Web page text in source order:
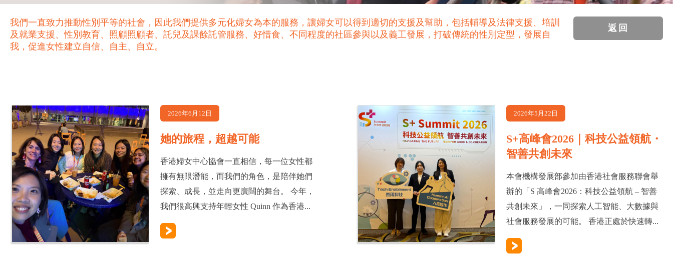
我們一直致力推動性別平等的社會，因此我們提供多元化婦女為本的服務，讓婦女可以得到適切的支援及幫助，包括輔導及法律支援、培訓
及就業支援、性別教育、照顧照顧者、託兒及課餘託管服務、好惜食、不同程度的社區參與以及義工發展，打破傳統的性別定型，發展自
我，促進女性建立自信、自主、自立。
返回
2026年6月12日
她的旅程，超越可能
香港婦女中心協會一直相信，每一位女性都
擁有無限潛能，而我們的角色，是陪伴她們
探索、成長，並走向更廣闊的舞台。 今年，
我們很高興支持年輕女性 Quinn 作為香港...
2026年5月22日
S+高峰會2026｜科技公益領航・
智善共創未來
本會機構發展部參加由香港社會服務聯會舉
辦的「S 高峰會2026：科技公益領航 – 智善
共創未來」，一同探索人工智能、大數據與
社會服務發展的可能。 香港正處於快速轉...